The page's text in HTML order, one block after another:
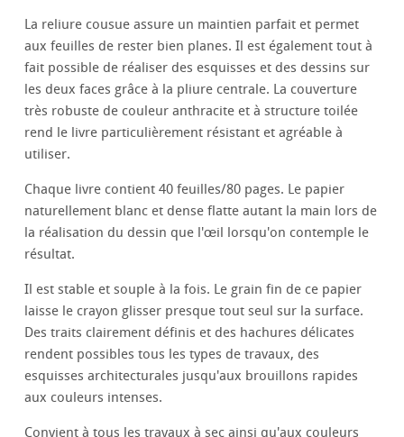
La reliure cousue assure un maintien parfait et permet
aux feuilles de rester bien planes. Il est également tout à
fait possible de réaliser des esquisses et des dessins sur
les deux faces grâce à la pliure centrale. La couverture
très robuste de couleur anthracite et à structure toilée
rend le livre particulièrement résistant et agréable à
utiliser.
Chaque livre contient 40 feuilles/80 pages. Le papier
naturellement blanc et dense flatte autant la main lors de
la réalisation du dessin que l'œil lorsqu'on contemple le
résultat.
Il est stable et souple à la fois. Le grain fin de ce papier
laisse le crayon glisser presque tout seul sur la surface.
Des traits clairement définis et des hachures délicates
rendent possibles tous les types de travaux, des
esquisses architecturales jusqu'aux brouillons rapides
aux couleurs intenses.
Convient à tous les travaux à sec ainsi qu'aux couleurs